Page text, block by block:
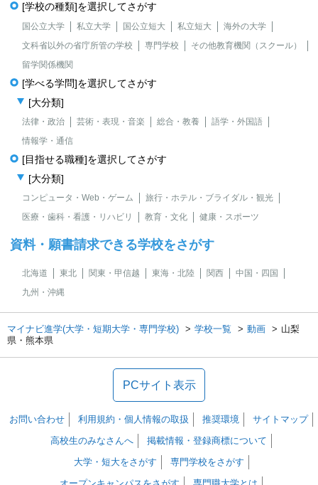
[学校の種類]を選択してさがす
国公立大学 私立大学 国公立短大 私立短大
海外の大学
文科省以外の省庁所管の学校
専門学校
その他教育機関（スクール）
留学関係機関
[学べる学問]を選択してさがす
[大分類]
法律・政治 芸術・表現・音楽 総合・教養
語学・外国語
情報学・通信
[目指せる職種]を選択してさがす
[大分類]
コンピュータ・Web・ゲーム
旅行・ホテル・ブライダル・観光
医療・歯科・看護・リハビリ
教育・文化 健康・スポーツ
資料・願書請求できる学校をさがす
北海道 東北 関東・甲信越 東海・北陸 関西
中国・四国
九州・沖縄
マイナビ進学(大学・短期大学・専門学校) 学校一覧 動画
山梨
県・熊本県
PCサイト表示
お問い合わせ 利用規約・個人情報の取扱 推奨環境
サイトマップ
高校生のみなさんへ
掲載情報・登録商標について
大学・短大をさがす
専門学校をさがす